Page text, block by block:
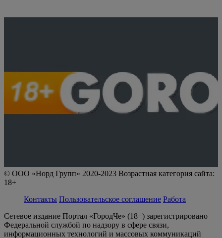
© ООО «Норд Групп» 2020-2023 Возрастная категория сайта:
18+
Контакты Пользовательское соглашение Работа
Сетевое издание Портал «ГородЧе» (18+) зарегистрировано
Федеральной службой по надзору в сфере связи,
информационных технологий и массовых коммуникаций